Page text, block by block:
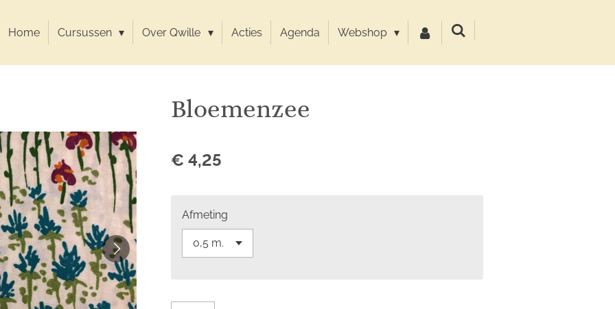
Home Cursussen Over Qwille Acties Agenda Webshop
Bloemenzee
€ 4,25
Afmeting